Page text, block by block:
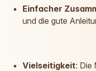
Einfacher
und die gute
Vielseitigkeit: Die